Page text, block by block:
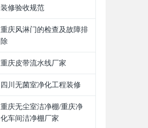
装修验收规范
重庆风淋门的检查及故障排
除
重庆皮带流水线厂家
四川无菌室净化工程装修
重庆无尘室洁净棚/重庆净
化车间洁净棚厂家